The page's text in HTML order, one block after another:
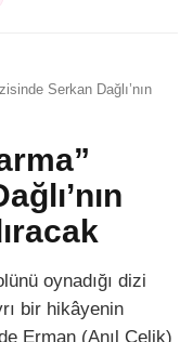
Serkan Dağlı’nın
oynadığı dizi
bir hikâyenin
Erman (Anıl Çelik)